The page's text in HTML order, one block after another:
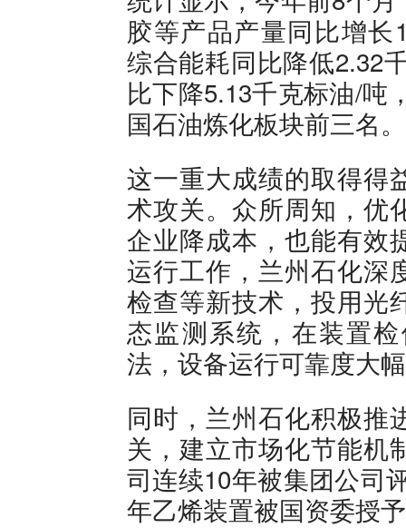
胶等产品产量同比增长
综合能耗同比降低2.32
比下降5.13千克标油/吨
国石油炼化板块前三名。
这一重大成绩的取得得
术攻关。众所周知，优
企业降成本，也能有效
运行工作，兰州石化深
检查等新技术，投用光
态监测系统，在装置
法，设备运行可靠度大
同时，兰州石化积极推
关，建立市场化节能机
司连续10年被集团公司
年乙烯装置被国资委授